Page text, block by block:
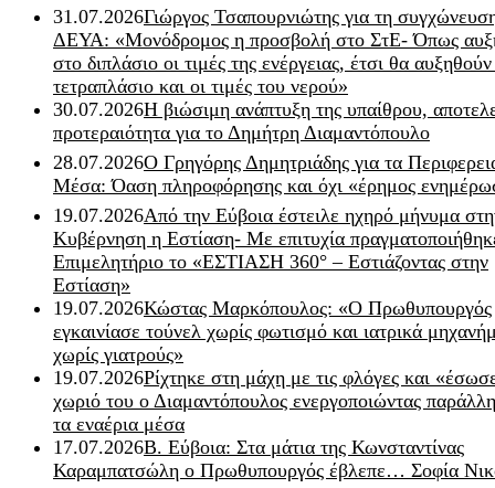
31.07.2026Γιώργος Τσαπουρνιώτης για τη
ΔΕΥΑ: «Μονόδρομος η προσβολή στο ΣτΕ- Όπως
στο διπλάσιο οι τιμές της ενέργειας, έτσι θα
τετραπλάσιο και οι τιμές του νερού»
30.07.2026Η βιώσιμη ανάπτυξη της υπαίθρου,
προτεραιότητα για το Δημήτρη Διαμαντόπουλο
28.07.2026Ο Γρηγόρης Δημητριάδης για τα
Μέσα: Όαση πληροφόρησης και όχι «έρημος
19.07.2026Από την Εύβοια έστειλε ηχηρό μήνυμα
Κυβέρνηση η Εστίαση- Με επιτυχία
Επιμελητήριο το «ΕΣΤΙΑΣΗ 360° – Εστιάζοντας στην
Εστίαση»
19.07.2026Κώστας Μαρκόπουλος: «Ο Πρωθυπουργός
εγκαινίασε τούνελ χωρίς φωτισμό και ιατρικά
χωρίς γιατρούς»
19.07.2026Ρίχτηκε στη μάχη με τις φλόγες και
χωριό του ο Διαμαντόπουλος ενεργοποιώντας
τα εναέρια μέσα
17.07.2026Β. Εύβοια: Στα μάτια της Κωνσταντίνας
Καραμπατσώλη ο Πρωθυπουργός έβλεπε… Σοφία